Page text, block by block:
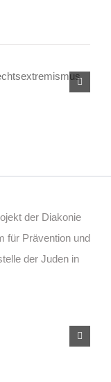
–
der Diakonie
für Prävention und
der Juden in